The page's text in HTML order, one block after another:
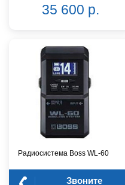
35 600 р.
Радиосистема Boss WL-60
Звоните